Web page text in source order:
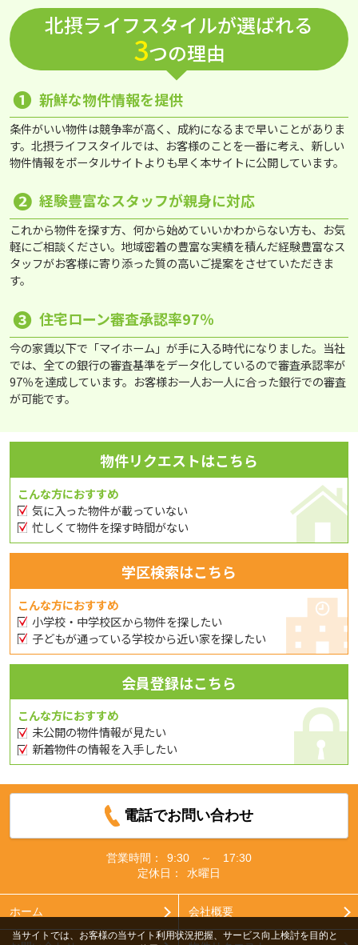
北摂ライフスタイルが選ばれる
3つの理由
❶ 新鮮な物件情報を提供
条件がいい物件は競争率が高く、成約になるまで早いことがありま
す。北摂ライフスタイルでは、お客様のことを一番に考え、新しい
物件情報をポータルサイトよりも早く本サイトに公開しています。
❷ 経験豊富なスタッフが親身に対応
これから物件を探す方、何から始めていいかわからない方も、お気
軽にご相談ください。地域密着の豊富な実績を積んだ経験豊富なス
タッフがお客様に寄り添った質の高いご提案をさせていただきま
す。
❸ 住宅ローン審査承認率97％
今の家賃以下で「マイホーム」が手に入る時代になりました。当社
では、全ての銀行の審査基準をデータ化しているので審査承認率が
97％を達成しています。お客様お一人お一人に合った銀行での審査
が可能です。
物件リクエストはこちら
こんな方におすすめ
気に入った物件が載っていない
忙しくて物件を探す時間がない
学区検索はこちら
こんな方におすすめ
小学校・中学校区から物件を探したい
子どもが通っている学校から近い家を探したい
会員登録はこちら
こんな方におすすめ
未公開の物件情報が見たい
新着物件の情報を入手したい
電話でお問い合わせ
営業時間：
9:30 ～ 17:30
定休日：
水曜日
ホーム 会社概要
当サイトでは、お客様の当サイト利用状況把握、サービス向上検討を目的と